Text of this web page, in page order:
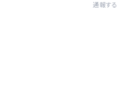
通報する